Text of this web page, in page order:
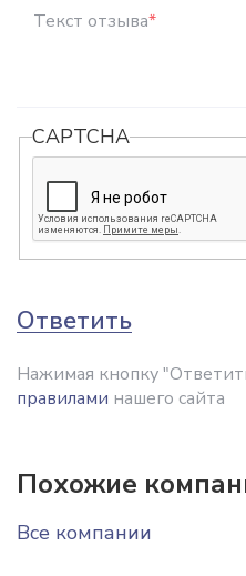
Текст отзыва*
CAPTCHA
Ответить
Нажимая кнопку
правилами нашего сайта
Похожие
Все компании